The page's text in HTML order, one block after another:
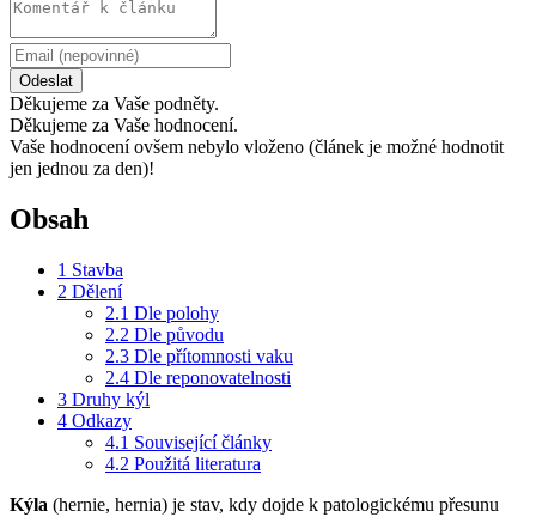
Odeslat
Děkujeme za Vaše podněty.
Děkujeme za Vaše hodnocení.
Vaše hodnocení ovšem nebylo vloženo (článek je možné hodnotit
jen jednou za den)!
Obsah
1 Stavba
2 Dělení
2.1 Dle polohy
2.2 Dle původu
2.3 Dle přítomnosti vaku
2.4 Dle reponovatelnosti
3 Druhy kýl
4 Odkazy
4.1 Související články
4.2 Použitá literatura
Kýla (hernie, hernia) je stav, kdy dojde k patologickému přesunu